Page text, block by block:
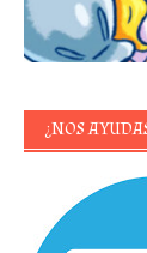
¿NOS